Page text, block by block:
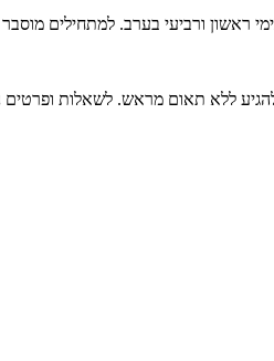
ראשון ורביעי בערב. למתחילים
ללא תאום מראש. לשאלות ופרטים